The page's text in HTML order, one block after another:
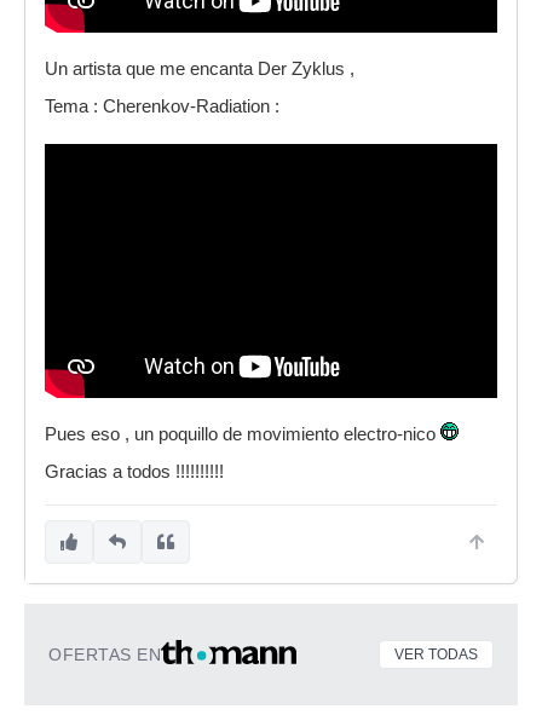
Un artista que me encanta Der Zyklus ,
Tema : Cherenkov-Radiation :
Pues eso , un poquillo de movimiento electro-nico
Gracias a todos !!!!!!!!!!
OFERTAS EN VER TODAS